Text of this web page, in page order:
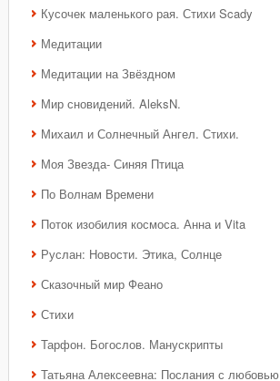
Кусочек маленького рая. Стихи Scady
Медитации
Медитации на Звёздном
Мир сновидений. AleksN.
Михаил и Солнечный Ангел. Стихи.
Моя Звезда- Синяя Птица
По Волнам Времени
Поток изобилия космоса. Анна и Vita
Руслан: Новости. Этика, Солнце
Сказочный мир Феано
Стихи
Тарфон. Богослов. Манускрипты
Татьяна Алексеевна: Послания с любовью